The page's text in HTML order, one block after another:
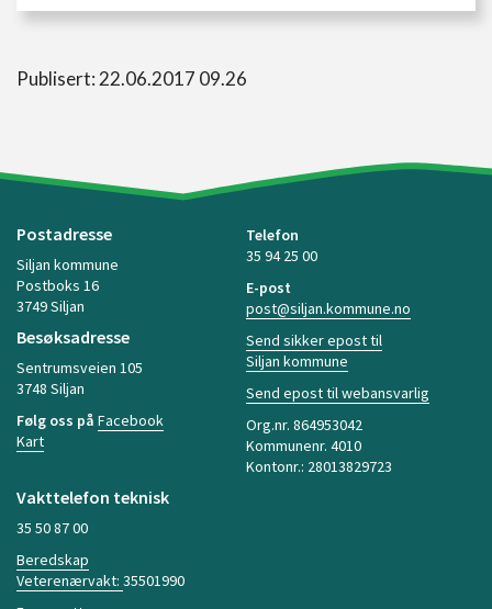
Publisert: 22.06.2017 09.26
Postadresse
Siljan kommune
Postboks 16
3749 Siljan
Besøksadresse
Sentrumsveien 105
3748 Siljan
Følg oss på Facebook
Kart
Telefon
35 94 25 00
E-post
post@siljan.kommune.no
Send sikker epost til
Siljan kommune
Send epost til webansvarlig
Org.nr. 864953042
Kommunenr. 4010
Kontonr.: 28013829723
Vakttelefon teknisk
35 50 87 00
Beredskap
Veterenærvakt: 35501990